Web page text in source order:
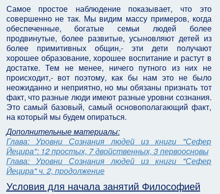
Самое простое наблюдение показывает, что это
совершенно не так. Мы видим массу примеров, когда
обеспеченные, богатые семьи людей более
продвинутые, более развитые, усыновляют детей из
более примитивных общин,- эти дети получают
хорошее образование, хорошее воспитание и растут в
достатке. Тем не менее, ничего путного из них не
происходит,- вот поэтому, как бы нам это не было
неожиданно и неприятно, но мы обязаны признать тот
факт, что разные люди имеют разные уровни сознания.
Это самый базовый, самый основополагающий факт,
на который мы будем опираться.
Дополнительные материалы:
Глава: Уровни Сознания людей из книги "Сефер
Йецира": 12 простых, 7 двойственных, 3 первоосновы
Глава: Уровни Сознания людей из книги "Сефер
Йецира" ч. 2, продолжение
Условия для начала занятий Философией